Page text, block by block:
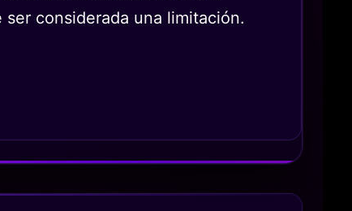
considerada una limitación.